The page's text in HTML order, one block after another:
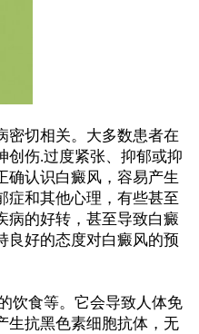
切相关。大多数患者在
创伤.过度紧张、抑郁或抑
确认识白癜风，容易产生
症和其他心理，有些甚至
病的好转，甚至导致白癜
良好的态度对白癜风的预
食等。它会导致人体免
生抗黑色素细胞抗体，无